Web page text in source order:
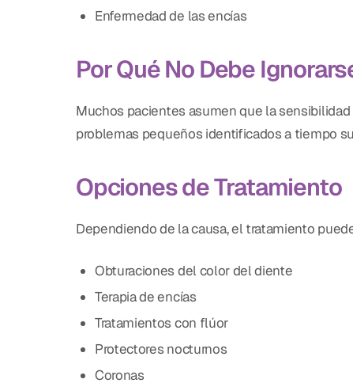
Enfermedad de las encías
Por Qué No Debe
Muchos pacientes asumen que la
problemas pequeños identificados a tiempo
Opciones de Tratamiento
Dependiendo de la causa, el tratamiento
Obturaciones del color del diente
Terapia de encías
Tratamientos con flúor
Protectores nocturnos
Coronas